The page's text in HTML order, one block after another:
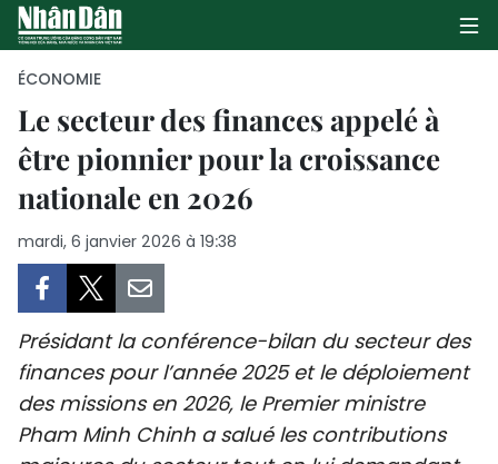
PAGE D'ACCUEIL
POLITIQUE
CULTURE
TOURISME
ÉCONOMIE
Le secteur des finances appelé à
être pionnier pour la croissance
nationale en 2026
mardi, 6 janvier 2026 à 19:38
Présidant la conférence-bilan du secteur des
finances pour l’année 2025 et le déploiement
des missions en 2026, le Premier ministre
Pham Minh Chinh a salué les contributions